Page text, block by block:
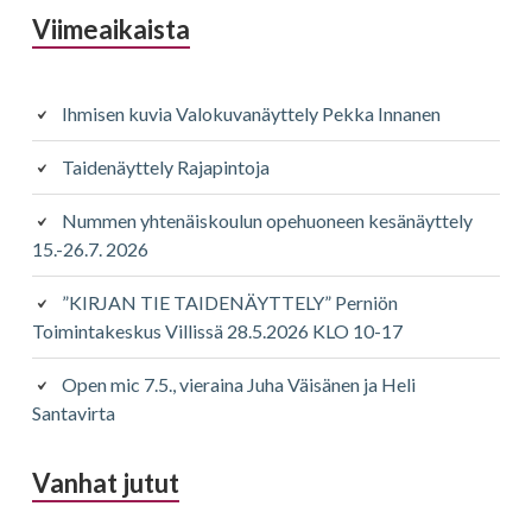
Sivupalkki
Viimeaikaista
Ihmisen kuvia Valokuvanäyttely Pekka Innanen
Taidenäyttely Rajapintoja
Nummen yhtenäiskoulun opehuoneen kesänäyttely
15.-26.7. 2026
”KIRJAN TIE TAIDENÄYTTELY” Perniön
Toimintakeskus Villissä 28.5.2026 KLO 10-17
Open mic 7.5., vieraina Juha Väisänen ja Heli
Santavirta
Vanhat jututVanhat
jutut